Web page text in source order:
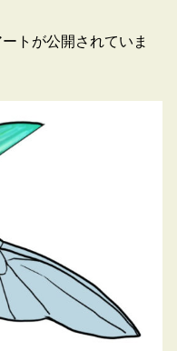
トが公開されていま